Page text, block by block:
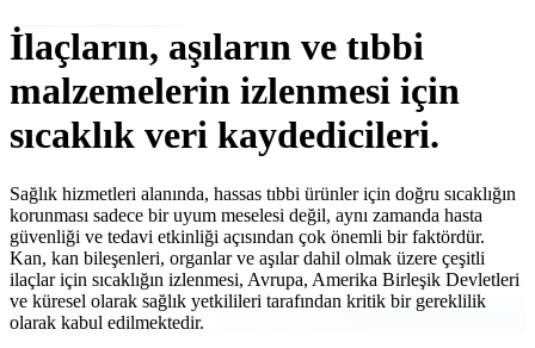
İlaçların, aşıların ve tıbbi
malzemelerin izlenmesi için
sıcaklık veri kaydedicileri.
Sağlık hizmetleri alanında, hassas tıbbi ürünler için doğru sıcaklığın
korunması sadece bir uyum meselesi değil, aynı zamanda hasta
güvenliği ve tedavi etkinliği açısından çok önemli bir faktördür.
Kan, kan bileşenleri, organlar ve aşılar dahil olmak üzere çeşitli
ilaçlar için sıcaklığın izlenmesi, Avrupa, Amerika Birleşik Devletleri
ve küresel olarak sağlık yetkilileri tarafından kritik bir gereklilik
olarak kabul edilmektedir.